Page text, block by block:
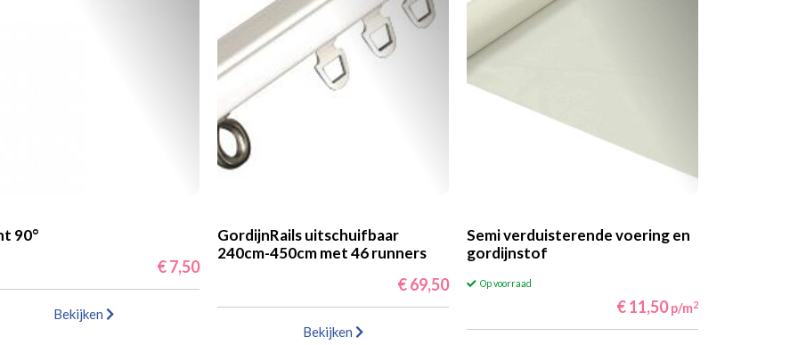
90°
€ 7,50
Bekijken
GordijnRails uitschuifbaar
240cm-450cm met 46 runners
€ 69,50
Bekijken
Semi verduisterende voering en
gordijnstof
Op voorraad
€ 11,50 p/m2